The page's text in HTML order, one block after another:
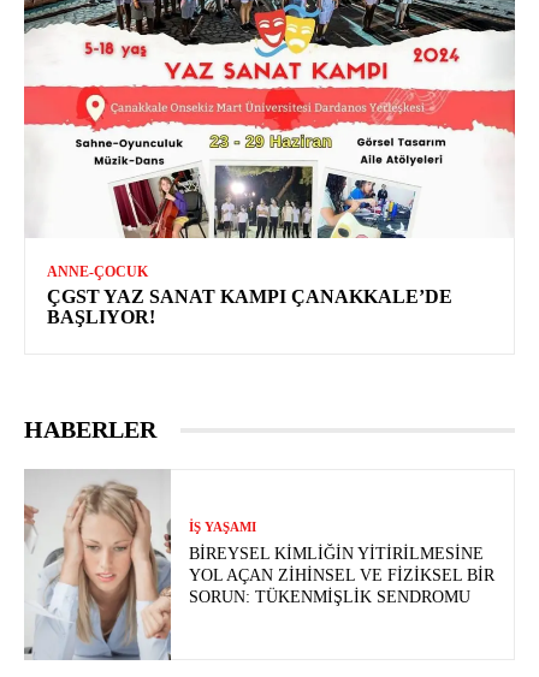
ANNE-ÇOCUK
ÇGST YAZ SANAT KAMPI ÇANAKKALE’DE
BAŞLIYOR!
HABERLER
İŞ YAŞAMI
BIREYSEL KIMLIĞIN YITIRILMESINE
YOL AÇAN ZIHINSEL VE FIZIKSEL BIR
SORUN: TÜKENMIŞLIK SENDROMU